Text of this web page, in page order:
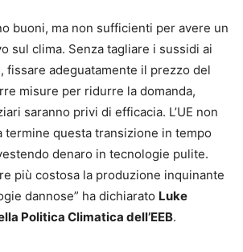
buoni, ma non sufficienti per avere un
sul clima. Senza tagliare i sussidi ai
fissare adeguatamente il prezzo del
misure per ridurre la domanda,
saranno privi di efficacia. L’UE non
termine questa transizione in tempo
denaro in tecnologie pulite.
più costosa la produzione inquinante
dannose” ha dichiarato Luke
Politica Climatica dell’EEB.